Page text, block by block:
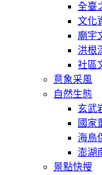
全臺
文化
廟宇
洪根
社區
意象采風
自然生態
玄武
國家
海鳥
澎湖
景點快搜